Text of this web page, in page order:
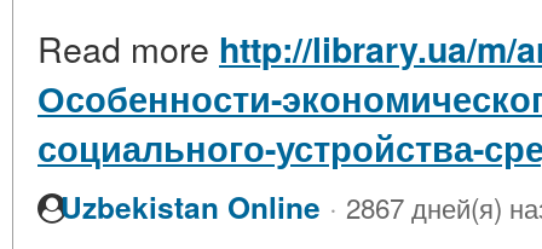
Read more http://library.ua/m/
Особенности-
социального-устройства-
Uzbekistan Online · 2867 дней(я)